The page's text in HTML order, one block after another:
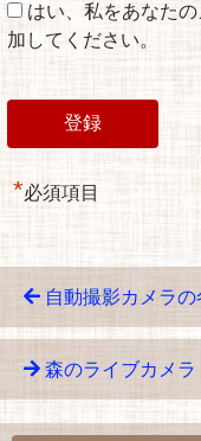
はい、私をあなた
加してください。
*必須項目
自動撮影カメラの
森のライブカメ